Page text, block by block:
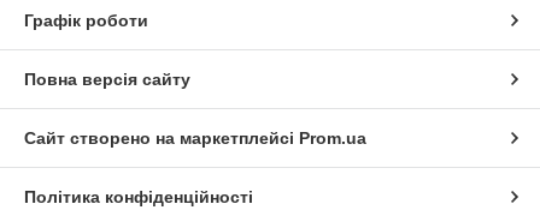
Графік роботи
Повна версія сайту
Сайт створено на маркетплейсі Prom.ua
Політика конфіденційності